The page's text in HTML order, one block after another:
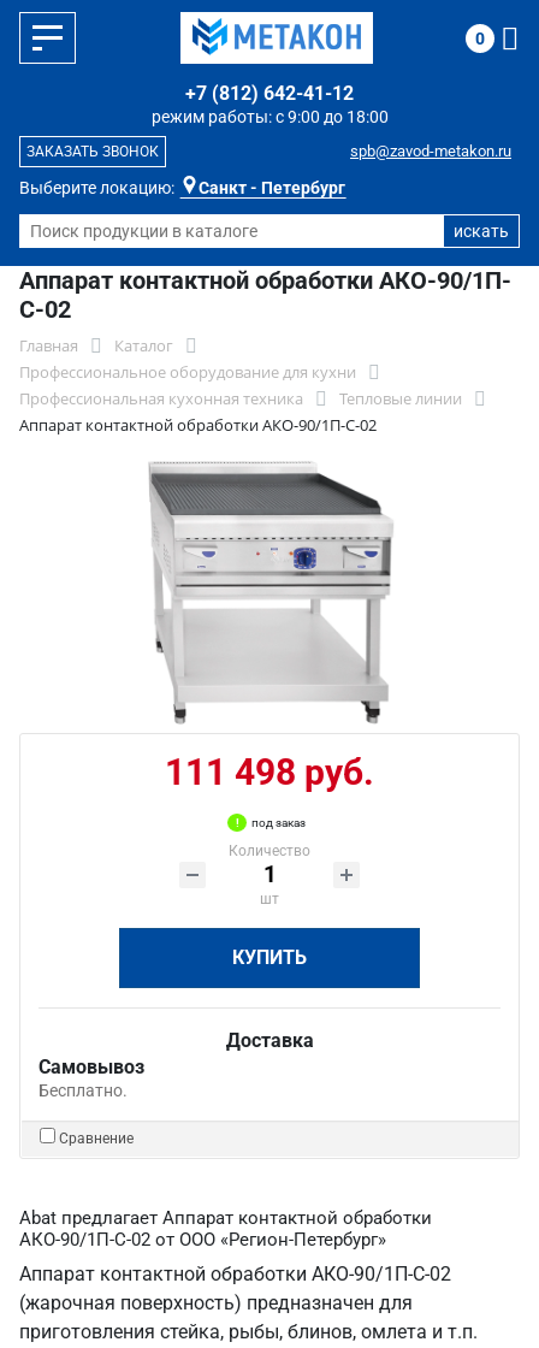
Выберите локацию: Санкт - Петербург
режим работы: с 9:00 до 18:00
+7 (812) 642-41-12
spb@zavod-metakon.ru
ЗАКАЗАТЬ ЗВОНОК
0
Аппарат контактной обработки АКО-90/1П-
С-02
Главная
Каталог
Профессиональное оборудование для кухни
Профессиональная кухонная техника
Тепловые линии
Аппарат контактной обработки АКО-90/1П-С-02
111 498 руб.
под заказ
Количество
шт
КУПИТЬ
Доставка
Самовывоз
Бесплатно.
Сравнение
Abat предлагает Аппарат контактной обработки
АКО-90/1П-С-02 от ООО «Регион-Петербург»
Аппарат контактной обработки АКО-90/1П-С-02
(жарочная поверхность) предназначен для
приготовления стейка, рыбы, блинов, омлета и т.п.